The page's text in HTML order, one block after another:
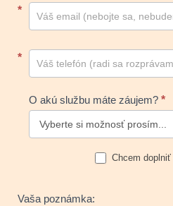
*
*
O akú službu máte záujem? *
Chcem
Vaša poznámka: